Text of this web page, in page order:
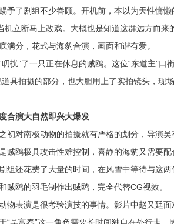
予了剧组不少眷顾。开机前，本以为天性慵
机立断马上改戏。大概也是知道这群远方而
满分，花式与海豹合演，画面和谐有爱。
扰”了一只正在休息的贼鸥。这位“东道主”
具拍摄的部分，也大胆用上了实拍镜头，现
合演大自然即兴大爆发
初对南极动物的拍摄就有严格的划分，导演
贼鸥极具攻击性难控制，喜静的海豹又需要
组还花费了大量的时间，在风雪中等待与这
贼鸥的羽毛制作出贼鸥，完全代替CG视效。
物表演是很考验演技的事情。影片中赵又廷